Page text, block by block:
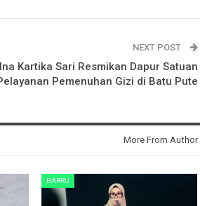
NEXT POST
Kartika Sari Resmikan Dapur Satuan
Pemenuhan Gizi di Batu Pute
More From Author
BARRU